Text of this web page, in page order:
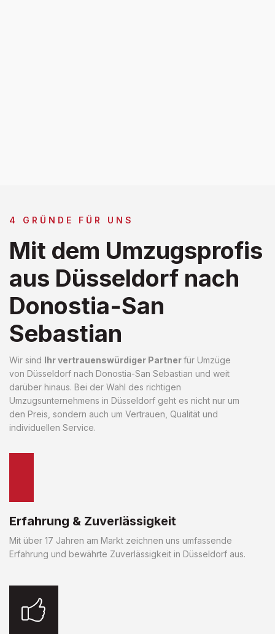
4 GRÜNDE FÜR UNS
Mit dem Umzugsprofis
aus Düsseldorf nach
Donostia-San
Sebastian
Wir sind Ihr vertrauenswürdiger Partnerfür Umzüge
von Düsseldorf nach Donostia-San Sebastian und weit
darüber hinaus. Bei der Wahl des richtigen
Umzugsunternehmens in Düsseldorf geht es nicht nur um
den Preis, sondern auch um Vertrauen, Qualität und
individuellen Service.
Erfahrung & Zuverlässigkeit
Mit über 17 Jahren am Markt zeichnen uns umfassende
Erfahrung und bewährte Zuverlässigkeit in Düsseldorf aus.